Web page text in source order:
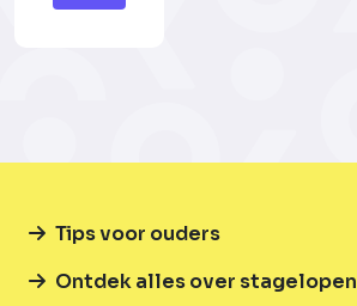
Tips voor ouders
Ontdek alles over stagelopen